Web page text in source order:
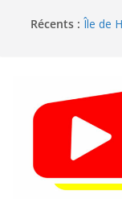
Récents : Île de
Île de